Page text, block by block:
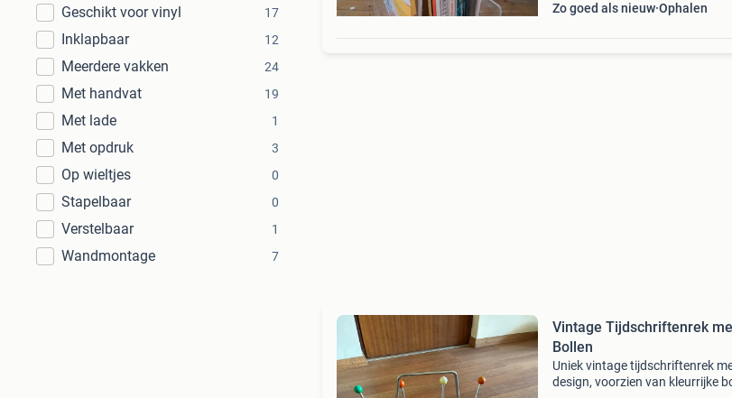
Geschikt voor vinyl 17
Inklapbaar 12
Meerdere vakken 24
Met handvat 19
Met lade 1
Met opdruk 3
Op wieltjes 0
Stapelbaar 0
Verstelbaar 1
Wandmontage 7
Zo goed als nieuw Ophalen
Vintage Tijdschriftenrek
Bollen
Uniek vintage tijdschriftenrek
design, voorzien van kleurrijke